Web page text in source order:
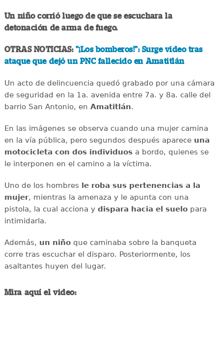
Un niño corrió luego de que se escuchara la
detonación de arma de fuego.
OTRAS NOTICIAS: "¡Los bomberos!": Surge video tras
ataque que dejó un PNC fallecido en Amatitlán
Un acto de delincuencia quedó grabado por una cámara
de seguridad en la 1a. avenida entre 7a. y 8a. calle del
barrio San Antonio, en Amatitlán.
En las imágenes se observa cuando una mujer camina
en la vía pública, pero segundos después aparece una
motocicleta con dos individuosa bordo, quienes se
le interponen en el camino a la víctima.
Uno de los hombres le roba sus pertenencias a la
mujer, mientras la amenaza y le apunta con una
pistola, la cual acciona y dispara hacia el suelopara
intimidarla.
Además, un niñoque caminaba sobre la banqueta
corre tras escuchar el disparo. Posteriormente, los
asaltantes huyen del lugar.
Mira aquí el video: